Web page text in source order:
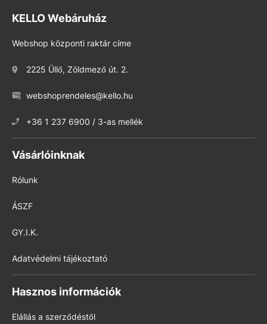
KELLO Webáruház
Webshop központi raktár címe
2225 Üllő, Zöldmező út. 2.
webshoprendeles@kello.hu
+36 1 237 6900 / 3-as mellék
Vásárlóinknak
Rólunk
ÁSZF
GY.I.K.
Adatvédelmi tájékoztató
Hasznos információk
Elállás a szerződéstől